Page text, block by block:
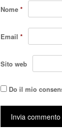
Nome *
Email *
Sito web
Do il mio